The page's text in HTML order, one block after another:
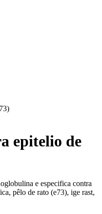
epitelio de
e especifica contra
pêlo de rato (e73), ige rast,